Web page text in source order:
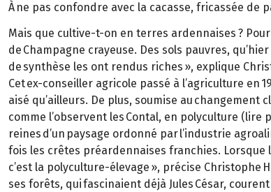
À ne pas confondre avec la cacasse, fricassée de
Mais que cultive-t-on en terres ardennaises ?
de Champagne crayeuse. Des sols pauvres,
de synthèse les ont rendus riches », explique
Cet ex-conseiller agricole passé à l’agriculture en
aisé qu’ailleurs. De plus, soumise au
comme l’observent les Contal, en polyculture
reines d’un paysage ordonné par l’industrie
fois les crêtes préardennaises franchies. Lorsque
c’est la polyculture-élevage », précise
ses forêts, qui fascinaient déjà Jules César,